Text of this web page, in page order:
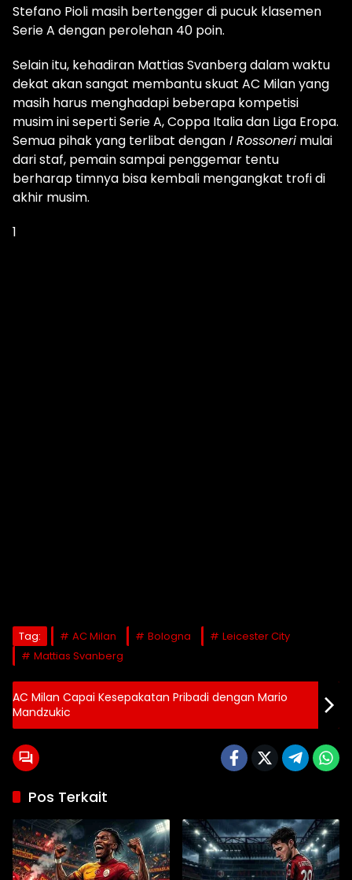
Stefano Pioli masih bertengger di pucuk klasemen
Serie A dengan perolehan 40 poin.
Selain itu, kehadiran Mattias Svanberg dalam waktu
dekat akan sangat membantu skuat AC Milan yang
masih harus menghadapi beberapa kompetisi
musim ini seperti Serie A, Coppa Italia dan Liga Eropa.
Semua pihak yang terlibat dengan I Rossoneri mulai
dari staf, pemain sampai penggemar tentu
berharap timnya bisa kembali mengangkat trofi di
akhir musim.
1
Tag: AC Milan Bologna
Leicester City
Mattias Svanberg
AC Milan Capai Kesepakatan Pribadi dengan Mario
Mandzukic
Pos Terkait